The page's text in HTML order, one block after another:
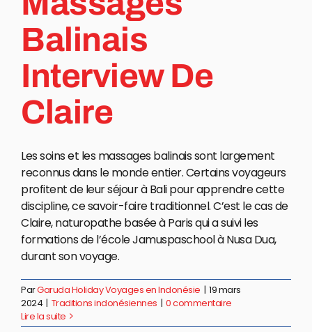
Balinais
Interview De
Claire
Les soins et les massages balinais sont largement
reconnus dans le monde entier. Certains voyageurs
profitent de leur séjour à Bali pour apprendre cette
discipline, ce savoir-faire traditionnel. C’est le cas de
Claire, naturopathe basée à Paris qui a suivi les
formations de l’école Jamuspaschool à Nusa Dua,
durant son voyage.
ParGaruda Holiday Voyages en Indonésie | 19 mars
2024 | Traditions indonésiennes | 0 commentaire
Lire la suite